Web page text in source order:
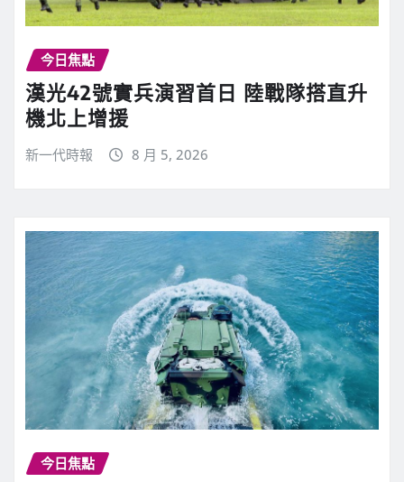
今日焦點
漢光42號實兵演習首日 陸戰隊搭直升
機北上增援
新一代時報 8 月 5, 2026
今日焦點